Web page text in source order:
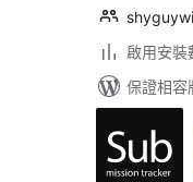
啟用安裝
保證相容